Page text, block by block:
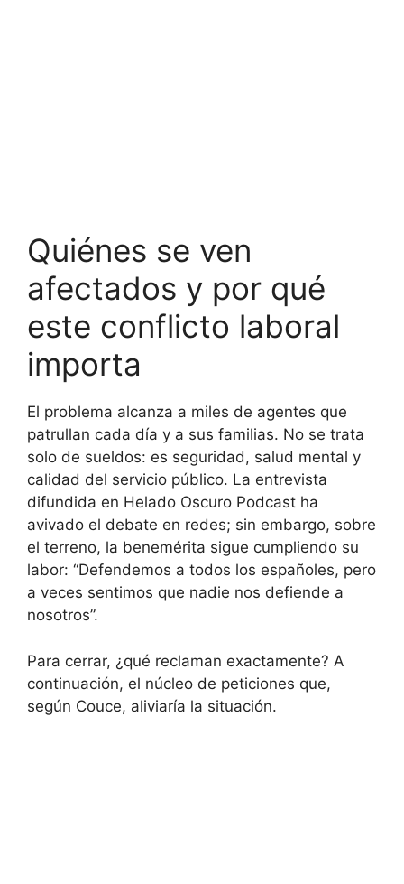
Quiénes se ven
afectados y por qué
este conflicto laboral
importa
El problema alcanza a miles de agentes que
patrullan cada día y a sus familias. No se trata
solo de sueldos: es seguridad, salud mental y
calidad del servicio público. La entrevista
difundida en Helado Oscuro Podcast ha
avivado el debate en redes; sin embargo, sobre
el terreno, la benemérita sigue cumpliendo su
labor: “Defendemos a todos los españoles, pero
a veces sentimos que nadie nos defiende a
nosotros”.
Para cerrar, ¿qué reclaman exactamente? A
continuación, el núcleo de peticiones que,
según Couce, aliviaría la situación.